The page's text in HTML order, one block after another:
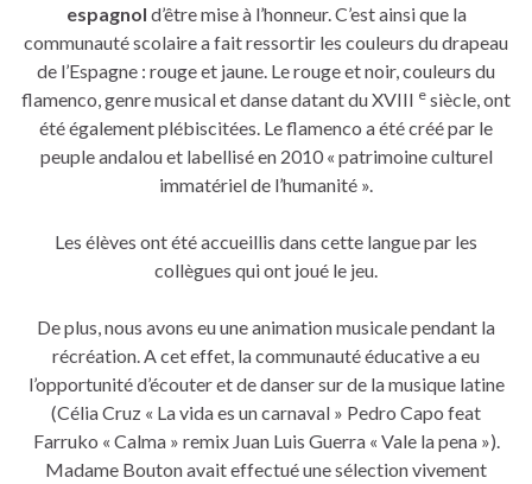
espagnol d’être mise à l’honneur. C’est ainsi que la
communauté scolaire a fait ressortir les couleurs du drapeau
de l’Espagne : rouge et jaune. Le rouge et noir, couleurs du
flamenco, genre musical et danse datant du XVIII e siècle, ont
été également plébiscitées. Le flamenco a été créé par le
peuple andalou et labellisé en 2010 « patrimoine culturel
immatériel de l’humanité ».
Les élèves ont été accueillis dans cette langue par les
collègues qui ont joué le jeu.
De plus, nous avons eu une animation musicale pendant la
récréation. A cet effet, la communauté éducative a eu
l’opportunité d’écouter et de danser sur de la musique latine
(Célia Cruz « La vida es un carnaval » Pedro Capo feat
Farruko « Calma » remix Juan Luis Guerra « Vale la pena »).
Madame Bouton avait effectué une sélection vivement